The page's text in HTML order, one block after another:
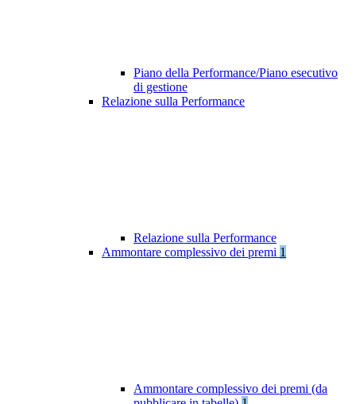
Piano della Performance/Piano esecutivo
di gestione
Relazione sulla Performance
Relazione sulla Performance
Ammontare complessivo dei premi 1
Ammontare complessivo dei premi (da